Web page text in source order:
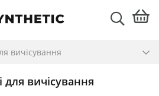
вичісування
для вичісування